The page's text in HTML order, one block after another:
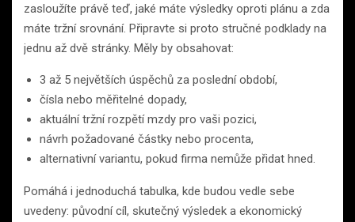
zasloužíte právě teď, jaké máte výsledky oproti plánu a zda
máte tržní srovnání. Připravte si proto stručné podklady na
jednu až dvě stránky. Měly by obsahovat:
3 až 5 největších úspěchů za poslední období,
čísla nebo měřitelné dopady,
aktuální tržní rozpětí mzdy pro vaši pozici,
návrh požadované částky nebo procenta,
alternativní variantu, pokud firma nemůže přidat hned.
Pomáhá i jednoduchá tabulka, kde budou vedle sebe
uvedeny: původní cíl, skutečný výsledek a ekonomický